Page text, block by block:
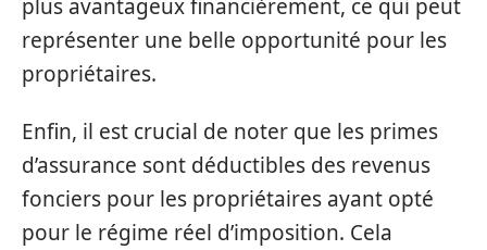
plus avantageux financièrement, ce qui peut
représenter une belle opportunité pour les
propriétaires.
Enfin, il est crucial de noter que les primes
d’assurance sont déductibles des revenus
fonciers pour les propriétaires ayant opté
pour le régime réel d’imposition. Cela